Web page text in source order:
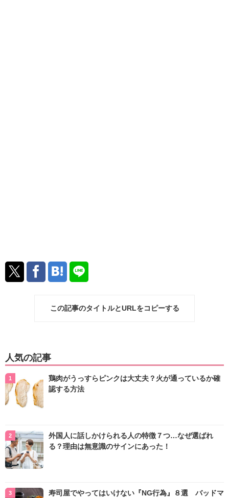
この記事のタイトルとURLをコピーする
人気の記事
鶏肉がうっすらピンクは大丈夫？火が通っているか確
認する方法
外国人に話しかけられる人の特徴７つ…なぜ選ばれ
る？理由は無意識のサインにあった！
寿司屋でやってはいけない『NG行為』８選 バッドマ